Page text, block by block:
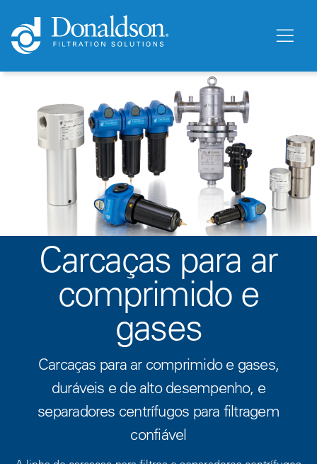
Carcaças para ar
comprimido e
gases
Carcaças para ar comprimido e gases,
duráveis e de alto desempenho, e
separadores centrífugos para filtragem
confiável